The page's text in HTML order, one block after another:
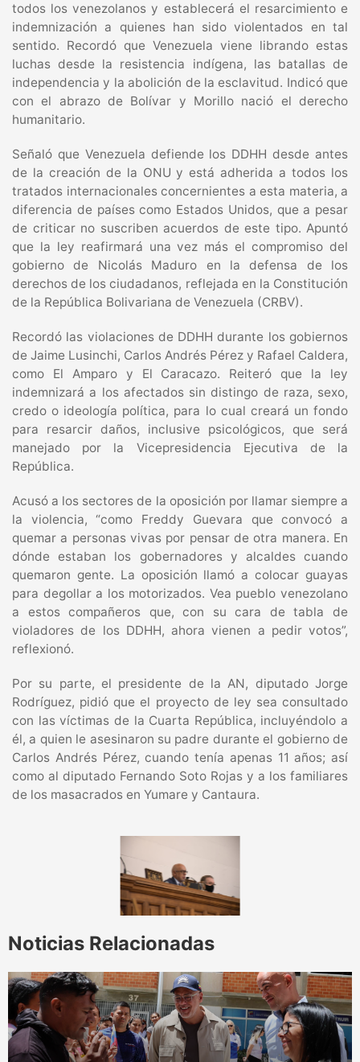
todos los venezolanos y establecerá el resarcimiento e
indemnización a quienes han sido violentados en tal
sentido. Recordó que Venezuela viene librando estas
luchas desde la resistencia indígena, las batallas de
independencia y la abolición de la esclavitud. Indicó que
con el abrazo de Bolívar y Morillo nació el derecho
humanitario.
Señaló que Venezuela defiende los DDHH desde antes
de la creación de la ONU y está adherida a todos los
tratados internacionales concernientes a esta materia, a
diferencia de países como Estados Unidos, que a pesar
de criticar no suscriben acuerdos de este tipo. Apuntó
que la ley reafirmará una vez más el compromiso del
gobierno de Nicolás Maduro en la defensa de los
derechos de los ciudadanos, reflejada en la Constitución
de la República Bolivariana de Venezuela (CRBV).
Recordó las violaciones de DDHH durante los gobiernos
de Jaime Lusinchi, Carlos Andrés Pérez y Rafael Caldera,
como El Amparo y El Caracazo. Reiteró que la ley
indemnizará a los afectados sin distingo de raza, sexo,
credo o ideología política, para lo cual creará un fondo
para resarcir daños, inclusive psicológicos, que será
manejado por la Vicepresidencia Ejecutiva de la
República.
Acusó a los sectores de la oposición por llamar siempre a
la violencia, “como Freddy Guevara que convocó a
quemar a personas vivas por pensar de otra manera. En
dónde estaban los gobernadores y alcaldes cuando
quemaron gente. La oposición llamó a colocar guayas
para degollar a los motorizados. Vea pueblo venezolano
a estos compañeros que, con su cara de tabla de
violadores de los DDHH, ahora vienen a pedir votos”,
reflexionó.
Por su parte, el presidente de la AN, diputado Jorge
Rodríguez, pidió que el proyecto de ley sea consultado
con las víctimas de la Cuarta República, incluyéndolo a
él, a quien le asesinaron su padre durante el gobierno de
Carlos Andrés Pérez, cuando tenía apenas 11 años; así
como al diputado Fernando Soto Rojas y a los familiares
de los masacrados en Yumare y Cantaura.
Noticias Relacionadas